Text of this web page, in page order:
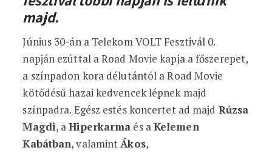
majd.
Június 30-án a Telekom VOLT Fesztivál 0.
napján ezúttal a Road Movie kapja a főszerepet,
a színpadon kora délutántól a Road Movie
kötődésű hazai kedvencek lépnek majd
színpadra. Egész estés koncertet ad majd Rúzsa
Magdi, aHiperkarma és aKelemen
Kabátban, valamintÁkos,